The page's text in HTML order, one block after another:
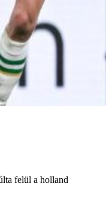
felül a holland